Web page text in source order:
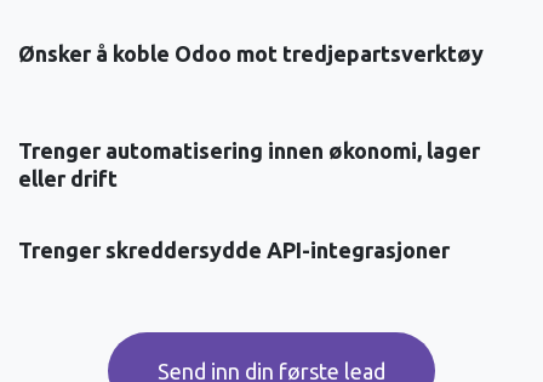
Ønsker å koble Odoo mot tredjepartsverktøy
Trenger automatisering innen økonomi, lager
eller drift
Trenger skreddersydde API-integrasjoner
Send inn din første lead